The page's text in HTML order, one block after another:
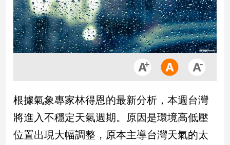
地
產
品
政
治
政
治
根據氣象專家林得恩的最新分析，本週台灣
將進入不穩定天氣週期。原因是環境高低壓
位置出現大幅調整，原本主導台灣天氣的太